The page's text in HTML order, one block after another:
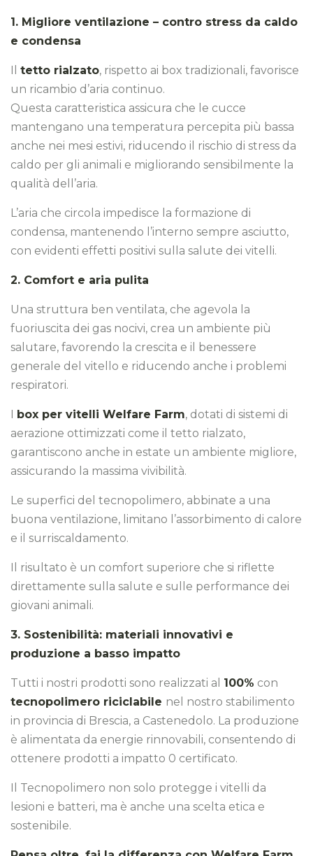
1. Migliore ventilazione – contro stress da caldo
e condensa
Il tetto rialzato, rispetto ai box tradizionali, favorisce
un ricambio d’aria continuo.
Questa caratteristica assicura che le cucce
mantengano una temperatura percepita più bassa
anche nei mesi estivi, riducendo il rischio di stress da
caldo per gli animali e migliorando sensibilmente la
qualità dell’aria.
L’aria che circola impedisce la formazione di
condensa, mantenendo l’interno sempre asciutto,
con evidenti effetti positivi sulla salute dei vitelli.
2. Comfort e aria pulita
Una struttura ben ventilata, che agevola la
fuoriuscita dei gas nocivi, crea un ambiente più
salutare, favorendo la crescita e il benessere
generale del vitello e riducendo anche i problemi
respiratori.
I box per vitelli Welfare Farm, dotati di sistemi di
aerazione ottimizzati come il tetto rialzato,
garantiscono anche in estate un ambiente migliore,
assicurando la massima vivibilità.
Le superfici del tecnopolimero, abbinate a una
buona ventilazione, limitano l’assorbimento di calore
e il surriscaldamento.
Il risultato è un comfort superiore che si riflette
direttamente sulla salute e sulle performance dei
giovani animali.
3. Sostenibilità: materiali innovativi e
produzione a basso impatto
Tutti i nostri prodotti sono realizzati al 100% con
tecnopolimero riciclabile nel nostro stabilimento
in provincia di Brescia, a Castenedolo. La produzione
è alimentata da energie rinnovabili, consentendo di
ottenere prodotti a impatto 0 certificato.
Il Tecnopolimero non solo protegge i vitelli da
lesioni e batteri, ma è anche una scelta etica e
sostenibile.